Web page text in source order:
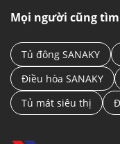
Mọi người cũng
Tủ đông SANAKY
Điều hòa SANAKY
Tủ mát siêu thị